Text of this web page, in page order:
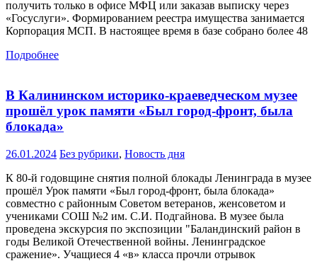
получить только в офисе МФЦ или заказав выписку через
«Госуслуги». Формированием реестра имущества занимается
Корпорация МСП. В настоящее время в базе собрано более 48
Подробнее
В Калининском историко-краеведческом музее
прошёл урок памяти «Был город-фронт, была
блокада»
26.01.2024 Без рубрики, Новость дня
К 80-й годовщине снятия полной блокады Ленинграда в музее
прошёл Урок памяти «Был город-фронт, была блокада»
совместно с районным Советом ветеранов, женсоветом и
учениками СОШ №2 им. С.И. Подгайнова. В музее была
проведена экскурсия по экспозиции "Баландинский район в
годы Великой Отечественной войны. Ленинградское
сражение». Учащиеся 4 «в» класса прочли отрывок